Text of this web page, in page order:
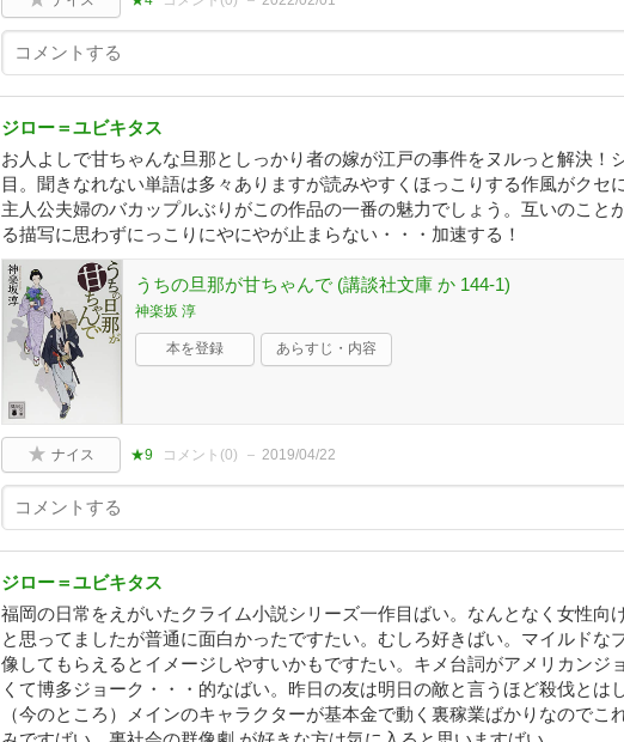
ジロー＝ユビキタス
お人よしで甘ちゃんな旦那としっかり者の嫁が江戸の事件をヌルっと解決！
目。聞きなれない単語は多々ありますが読みやすくほっこりする作風がクセ
主人公夫婦のバカップルぶりがこの作品の一番の魅力でしょう。互いのこと
る描写に思わずにっこりにやにやが止まらない・・・加速する！
うちの旦那が甘ちゃんで (講談社文庫 か 144-1)
神楽坂 淳
本を登録 あらすじ・内容
ナイス ★9 コメント(0) 2019/04/22
ジロー＝ユビキタス
福岡の日常をえがいたクライム小説シリーズ一作目ばい。なんとなく女性向
と思ってましたが普通に面白かったですたい。むしろ好きばい。マイルドな
像してもらえるとイメージしやすいかもですたい。キメ台詞がアメリカンジ
くて博多ジョーク・・・的なばい。昨日の友は明日の敵と言うほど殺伐とは
（今のところ）メインのキャラクターが基本金で動く裏稼業ばかりなのでこ